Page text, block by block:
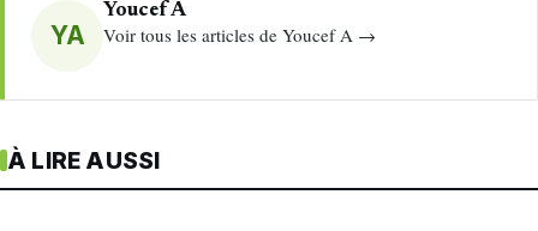
YA
Youcef A
Voir tous les articles de Youcef A →
À LIRE AUSSI